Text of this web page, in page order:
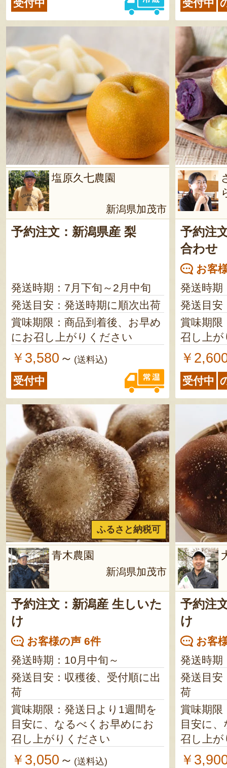
受付中 受付中
塩原久七農園
新潟県加茂市
予約注文：新潟県産 梨
発送時期：7月下旬～2月中旬
発送目安：発送時期に順次出荷
賞味期限：商品到着後、お早め
にお召し上がりください
￥3,580 ～ (送料込)
受付中
予約注
合わせ
お客
発送時期
発送目安
賞味期限
召し上
￥
受付中
ふるさと納税可
青木農園
新潟県加茂市
予約注文：新潟産 生しいた
け
お客様の声 6件
発送時期：10月中旬～
発送目安：収穫後、受付順に出
荷
賞味期限：発送日より1週間を
目安に、なるべくお早めにお
召し上がりください
￥3,050 ～ (送料込)
予約注
け
お客
発送時期
発送目安
荷
賞味期限
目安に
召し上
￥